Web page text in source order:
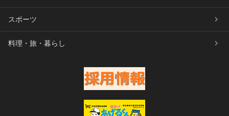
スポーツ
料理・旅・暮らし